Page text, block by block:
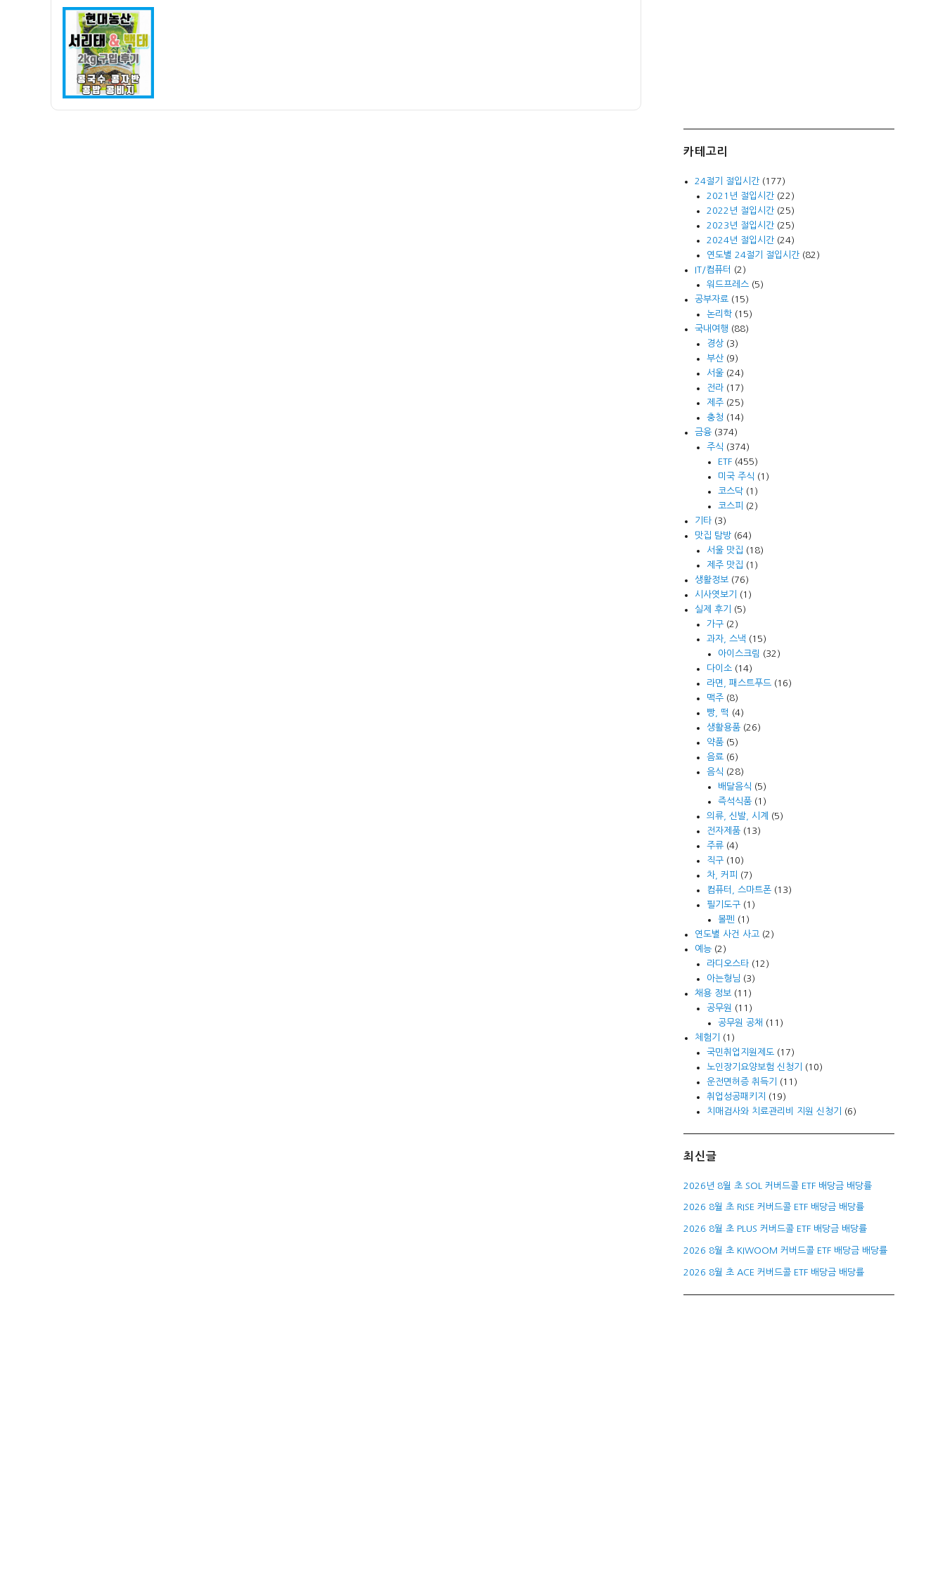
카테고리
24절기 절입시간 (177)
2021년 절입시간(22)
2022년 절입시간(25)
2023년 절입시간(25)
2024년 절입시간(24)
연도별 24절기 절입시간(82)
IT/컴퓨터
(2)
워드프레스(5)
공부자료 (15)
논리학(15)
국내여행 (88)
경상(3)
부산(9)
서울(24)
전라(17)
제주(25)
충청 (14)
금융 (374)
주식 (374)
ETF(455)
미국 주식 (1)
코스닥(1)
코스피
(2)
기타 (3)
맛집 탐방 (64)
서울 맛집 (18)
제주 맛집 (1)
생활정보 (76)
시사엿보기
(1)
실제 후기
(5)
가구(2)
과자, 스낵 (15)
아이스크림 (32)
다이소(14)
라면, 패스트푸드(16)
맥주(8)
빵, 떡 (4)
생활용품(26)
약품(5)
음료(6)
음식 (28)
배달음식 (5)
즉석식품(1)
의류, 신발, 시계
(5)
전자제품(13)
주류(4)
직구(10)
차, 커피
(7)
컴퓨터, 스마트폰(13)
필기도구(1)
볼펜 (1)
연도별 사건 사고 (2)
예능 (2)
라디오스타(12)
아는형님 (3)
채용 정보 (11)
공무원
(11)
공무원 공채 (11)
체험기
(1)
국민취업지원제도(17)
노인장기요양보험 신청기
(10)
운전면허증 취득기
(11)
취업성공패키지
(19)
치매검사와 치료관리비 지원 신청기
(6)
최신글
2026년 8월 초 SOL 커버드콜 ETF 배당금 배당률
2026 8월 초 RISE 커버드콜 ETF 배당금 배당률
2026 8월 초 PLUS 커버드콜 ETF 배당금 배당률
2026 8월 초 KIWOOM 커버드콜 ETF 배당금 배당률
2026 8월 초 ACE 커버드콜 ETF 배당금 배당률